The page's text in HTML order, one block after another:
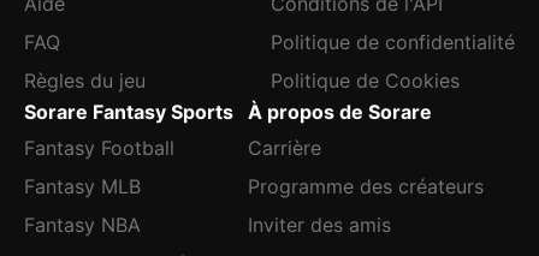
FAQ
Règles du jeu
Politique de confidentialité
Politique de Cookies
Sorare Fantasy Sports
Fantasy Football
Fantasy MLB
Fantasy NBA
À propos de Sorare
Carrière
Programme des créateurs
Inviter des amis